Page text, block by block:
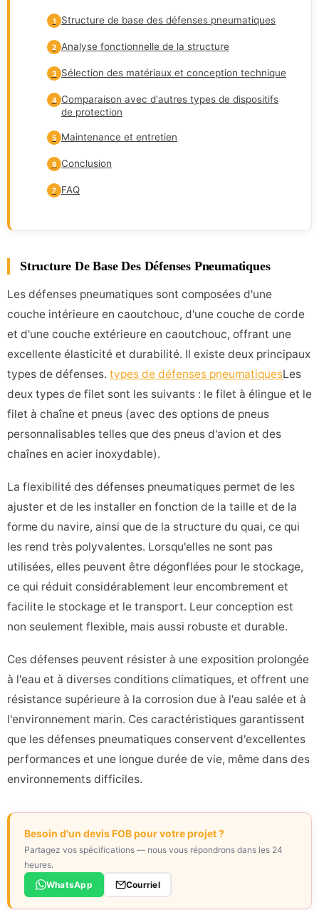
1 Structure de base des défenses pneumatiques
2 Analyse fonctionnelle de la structure
3 Sélection des matériaux et conception technique
4 Comparaison avec d'autres types de dispositifs
de protection
5 Maintenance et entretien
6 Conclusion
7 FAQ
Structure De Base Des Défenses Pneumatiques
Les défenses pneumatiques sont composées d'une
couche intérieure en caoutchouc, d'une couche de corde
et d'une couche extérieure en caoutchouc, offrant une
excellente élasticité et durabilité. Il existe deux principaux
types de défenses. types de défenses pneumatiquesLes
deux types de filet sont les suivants : le filet à élingue et le
filet à chaîne et pneus (avec des options de pneus
personnalisables telles que des pneus d'avion et des
chaînes en acier inoxydable).
La flexibilité des défenses pneumatiques permet de les
ajuster et de les installer en fonction de la taille et de la
forme du navire, ainsi que de la structure du quai, ce qui
les rend très polyvalentes. Lorsqu'elles ne sont pas
utilisées, elles peuvent être dégonflées pour le stockage,
ce qui réduit considérablement leur encombrement et
facilite le stockage et le transport. Leur conception est
non seulement flexible, mais aussi robuste et durable.
Ces défenses peuvent résister à une exposition prolongée
à l'eau et à diverses conditions climatiques, et offrent une
résistance supérieure à la corrosion due à l'eau salée et à
l'environnement marin. Ces caractéristiques garantissent
que les défenses pneumatiques conservent d'excellentes
performances et une longue durée de vie, même dans des
environnements difficiles.
Besoin d'un devis FOB pour votre projet ?
Partagez vos spécifications — nous vous répondrons dans les 24
heures.
WhatsApp
Courriel